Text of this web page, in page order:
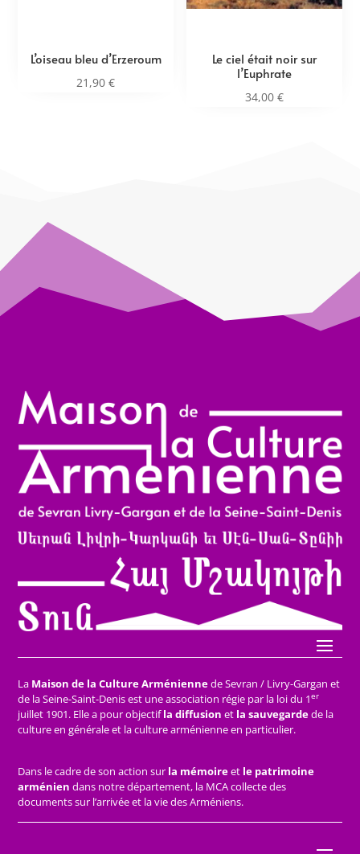
L’oiseau bleu d’Erzeroum
21,90€
Le ciel était noir sur
l’Euphrate
34,00 €
La Maison de la Culture Arméniennede Sevran / Livry-Gargan et
de la Seine-Saint-Denis est une association régie par la loi du 1er
juillet 1901. Elle a pour objectifla diffusion et la sauvegardede la
culture en générale et la culture arménienne en particulier.
Dans le cadre de son action sur la mémoireet le patrimoine
arménien dans notre département, la MCA collecte des
documents sur l’arrivée et la vie des Arméniens.